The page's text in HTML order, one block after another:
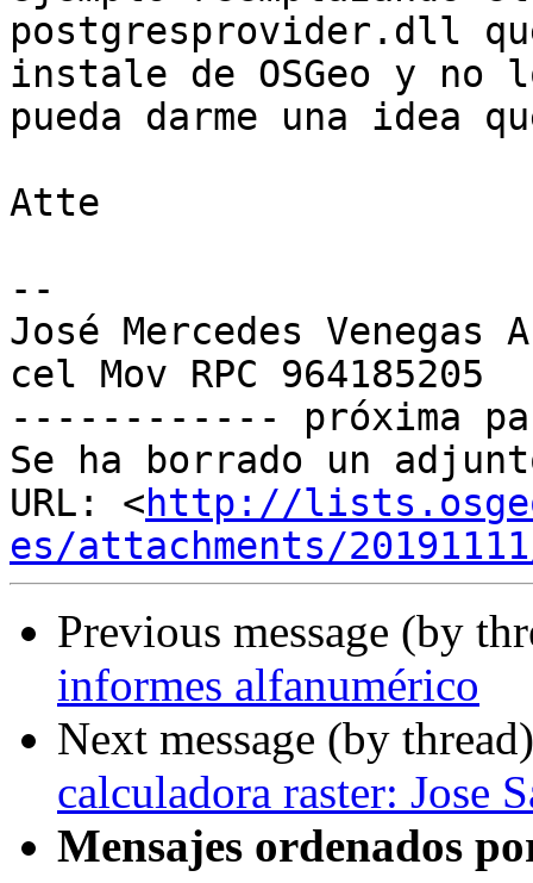
postgresprovider.dll
instale de OSGeo y no
pueda darme una idea
Atte
--
José Mercedes Venegas
cel Mov RPC 964185205
------------ próxima
Se ha borrado un
URL: <http://
es/attachments/
Previous message (by
informes alfanumérico
Next message (by
calculadora raster: Jose
Mensajes ordenados